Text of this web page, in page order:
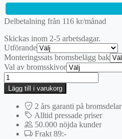
Delbetalning från 116 kr/månad
Skickas inom 2-5 arbetsdagar.
Utförande
Monteringssats bromsbelägg bak
Val av bromsskivor
Bak
|
G-
BRAKES
Sportbromssats
mängd
Lägg till i varukorg
2 års garanti på bromsdelar
Alltid pressade priser
50.000 nöjda kunder
Frakt 89:-